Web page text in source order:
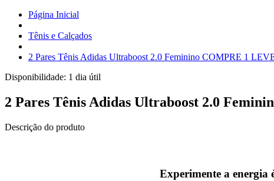
Página Inicial
Tênis e Calçados
2 Pares Tênis Adidas Ultraboost 2.0 Feminino COMPRE 1
Disponibilidade: 1 dia útil
2 Pares Tênis Adidas Ultraboost 2.0
Descrição do produto
Experimente a energia